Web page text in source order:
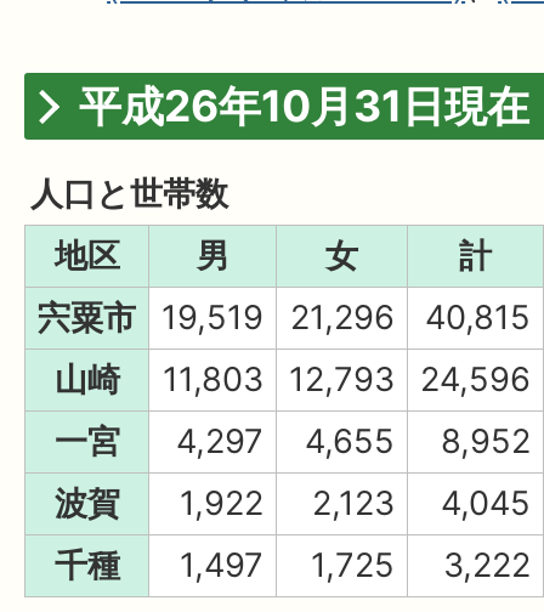
平成26年10月31日現在
人口と世帯数
地区
男 女
計
宍粟市
19,519 21,296
40,815
山崎
11,803 12,793
24,596
一宮
4,297 4,655
8,952
波賀
1,922 2,123
4,045
千種
1,497 1,725
3,222